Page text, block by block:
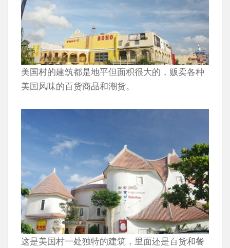
美国村的建筑都是地平但面积很大的，贩卖各种
美国风味的百货商品和潮货。
这是美国村一处独特的建筑，里面还是百货和餐